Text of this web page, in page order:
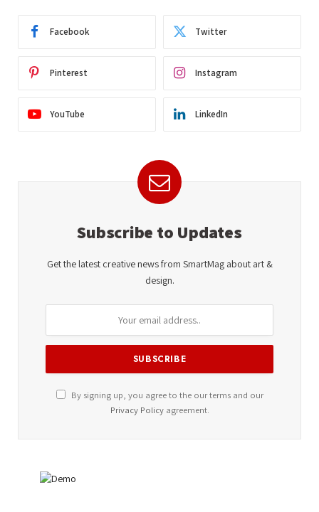
Facebook Twitter
Pinterest Instagram
YouTube LinkedIn
Subscribe to Updates
Get the latest creative news from SmartMag about art &
design.
By signing up, you agree to the our terms and our
Privacy Policyagreement.